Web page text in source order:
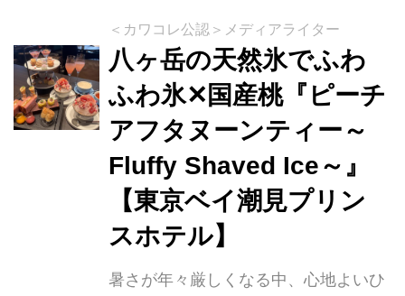
ト」です。今回はステーキハウスで開
催中のお肉も楽しめるボリュームたっ
ぷりの新感覚アフタヌーンティーをレ
ポートします。
＜カワコレ公認＞メディアライター
八ヶ岳の天然氷でふわ
ふわ氷✕国産桃『ピーチ
アフタヌーンティー～
Fluffy Shaved Ice～』
【東京ベイ潮見プリン
スホテル】
暑さが年々厳しくなる中、心地よいひ